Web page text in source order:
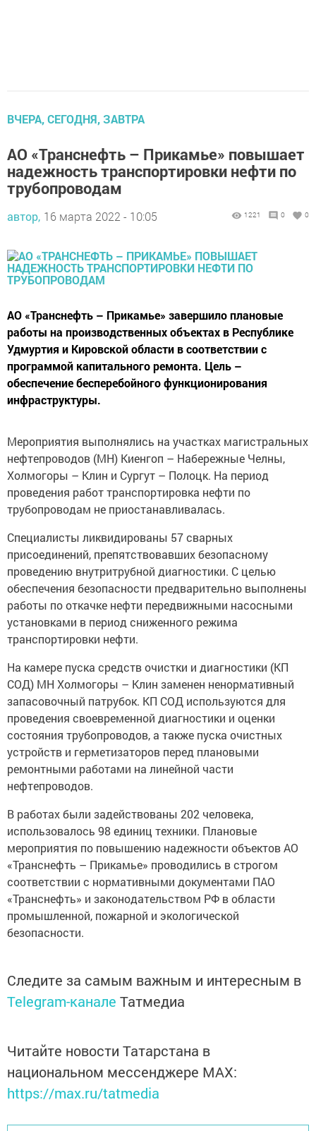
ВЧЕРА, СЕГОДНЯ, ЗАВТРА
АО «Транснефть – Прикамье» повышает
надежность транспортировки нефти по
трубопроводам
автор, 16 марта 2022 - 10:05 1221 0 0
АО «Транснефть – Прикамье» завершило плановые
работы на производственных объектах в Республике
Удмуртия и Кировской области в соответствии с
программой капитального ремонта. Цель –
обеспечение бесперебойного функционирования
инфраструктуры.
Мероприятия выполнялись на участках магистральных
нефтепроводов (МН) Киенгоп – Набережные Челны,
Холмогоры – Клин и Сургут – Полоцк. На период
проведения работ транспортировка нефти по
трубопроводам не приостанавливалась.
Специалисты ликвидированы 57 сварных
присоединений, препятствовавших безопасному
проведению внутритрубной диагностики. С целью
обеспечения безопасности предварительно выполнены
работы по откачке нефти передвижными насосными
установками в период сниженного режима
транспортировки нефти.
На камере пуска средств очистки и диагностики (КП
СОД) МН Холмогоры – Клин заменен ненормативный
запасовочный патрубок. КП СОД используются для
проведения своевременной диагностики и оценки
состояния трубопроводов, а также пуска очистных
устройств и герметизаторов перед плановыми
ремонтными работами на линейной части
нефтепроводов.
В работах были задействованы 202 человека,
использовалось 98 единиц техники. Плановые
мероприятия по повышению надежности объектов АО
«Транснефть – Прикамье» проводились в строгом
соответствии с нормативными документами ПАО
«Транснефть» и законодательством РФ в области
промышленной, пожарной и экологической
безопасности.
Следите за самым важным и интересным в
Telegram-канале Татмедиа
Читайте новости Татарстана в
национальном мессенджере MАХ:
https://max.ru/tatmedia